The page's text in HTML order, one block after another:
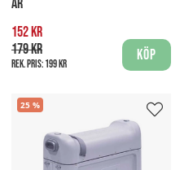
ÅR
152 kr
179 kr
Rek. pris:199 kr
Köp
25